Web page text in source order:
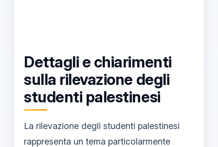
Dettagli e chiarimenti
sulla rilevazione degli
studenti palestinesi
La rilevazione degli studenti palestinesi
rappresenta un tema particolarmente